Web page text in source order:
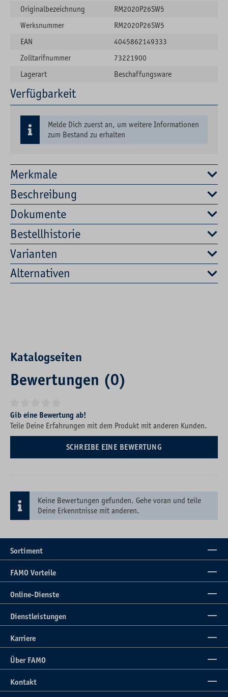
Merkmale
Beschreibung
Dokumente
Bestellhistorie
Varianten
Alternativen
Originalbezeichnung
RM2020P26SW5
Werksnummer
RM2020P26SW5
EAN
4045862149333
Zolltarifnummer
73221900
Lagerart
Beschaffungsware
Verfügbarkeit
Melde Dich zuerst an, um weitere Informationen
zum Bestand zu erhalten
Katalogseiten
Bewertungen (0)
Durchschnittliche Bewertung von 0 von 5 Sternen
Gib eine Bewertung ab!
Teile Deine Erfahrungen mit dem Produkt mit anderen Kunden.
SCHREIBE EINE BEWERTUNG
Keine Bewertungen gefunden. Gehe voran und teile
Deine Erkenntnisse mit anderen.
Sortiment
FAMO Vorteile
Online-Dienste
Dienstleistungen
Karriere
Über FAMO
Kontakt